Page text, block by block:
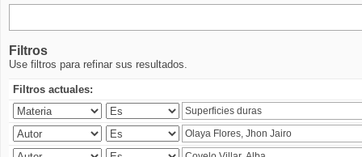
Filtros
Use filtros para refinar sus resultados.
Filtros actuales: